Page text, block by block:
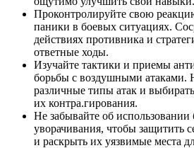
Проконтролируйте свою
паники в боевых ситуациях.
действиях противника и
ответные ходы.
Изучайте тактики и приемы
борьбы с воздушными атаками.
различные типы атак и
их контра.гирования.
Не забывайте об использовании
уворачивания, чтобы защитить
и раскрыть их уязвимые места